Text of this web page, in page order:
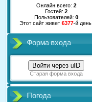
Онлайн всего: 2
Гостей: 2
Пользователей: 0
Этот сайт живет 6377-й день.
Форма входа
Войти через uID
Старая форма входа
Погода